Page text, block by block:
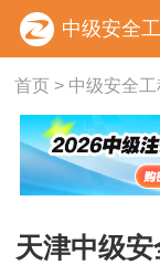
中级安全
首页> 中级安全
天津中级